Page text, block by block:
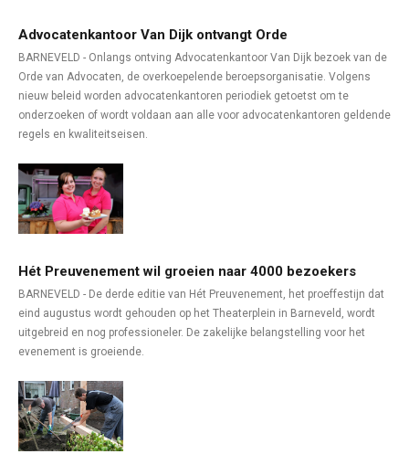
Advocatenkantoor Van Dijk ontvangt Orde
BARNEVELD - Onlangs ontving Advocatenkantoor Van Dijk bezoek van de
Orde van Advocaten, de overkoepelende beroepsorganisatie. Volgens
nieuw beleid worden advocatenkantoren periodiek getoetst om te
onderzoeken of wordt voldaan aan alle voor advocatenkantoren geldende
regels en kwaliteitseisen.
Hét Preuvenement wil groeien naar 4000 bezoekers
BARNEVELD - De derde editie van Hét Preuvenement, het proeffestijn dat
eind augustus wordt gehouden op het Theaterplein in Barneveld, wordt
uitgebreid en nog professioneler. De zakelijke belangstelling voor het
evenement is groeiende.